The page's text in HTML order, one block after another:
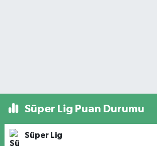
Süper Lig Puan Durumu
Süper Lig